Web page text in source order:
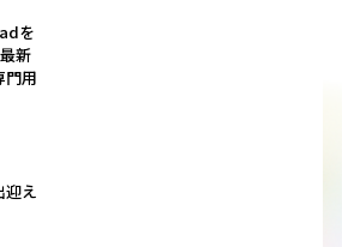
を
新
門用
迎え